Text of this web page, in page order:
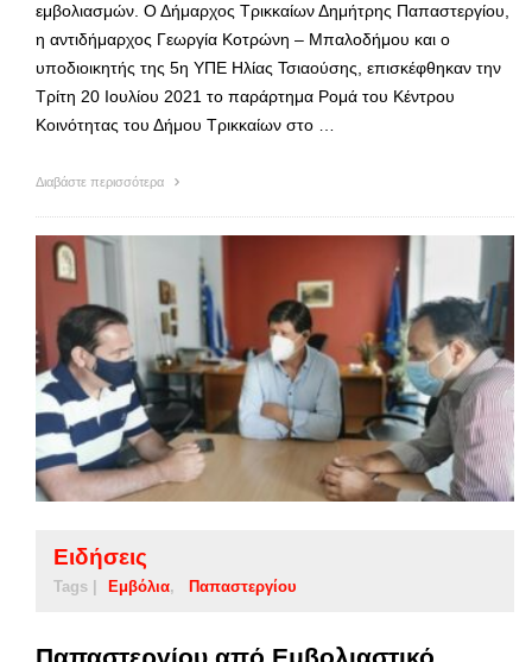
εμβολιασμών. Ο Δήμαρχος Τρικκαίων Δημήτρης Παπαστεργίου,
η αντιδήμαρχος Γεωργία Κοτρώνη – Μπαλοδήμου και ο
υποδιοικητής της 5η ΥΠΕ Ηλίας Τσιαούσης, επισκέφθηκαν την
Τρίτη 20 Ιουλίου 2021 το παράρτημα Ρομά του Κέντρου
Κοινότητας του Δήμου Τρικκαίων στο …
Διαβάστε περισσότερα
Ειδήσεις
Tags | Εμβόλια Παπαστεργίου